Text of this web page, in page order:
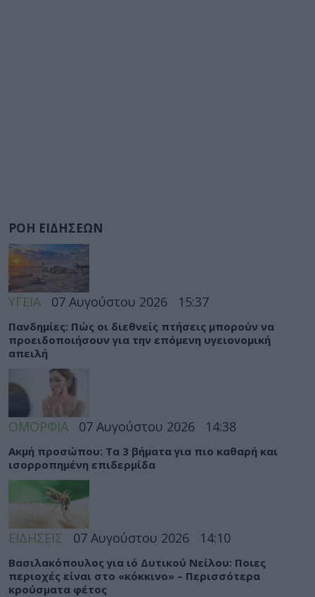
ΡΟΗ ΕΙΔΗΣΕΩΝ
ΥΓΕΙΑ 07 Αυγούστου 2026 15:37
Πανδημίες: Πώς οι διεθνείς πτήσεις μπορούν να
προειδοποιήσουν για την επόμενη υγειονομική
απειλή
ΟΜΟΡΦΙΑ 07 Αυγούστου 2026 14:38
Ακμή προσώπου: Τα 3 βήματα για πιο καθαρή και
ισορροπημένη επιδερμίδα
ΕΙΔΗΣΕΙΣ 07 Αυγούστου 2026 14:10
Βασιλακόπουλος για ιό Δυτικού Νείλου: Ποιες
περιοχές είναι στο «κόκκινο» – Περισσότερα
κρούσματα φέτος